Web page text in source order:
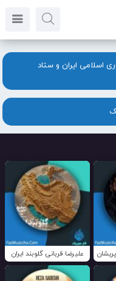
اسلامی ایران و ستاد
علیرضا قربانی گلوبند ایران